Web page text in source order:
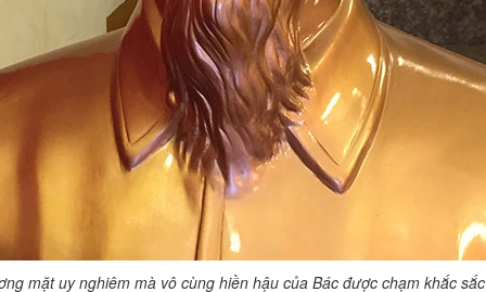
mặt uy nghiêm mà vô cùng hiền hậu của Bác được chạm khắc